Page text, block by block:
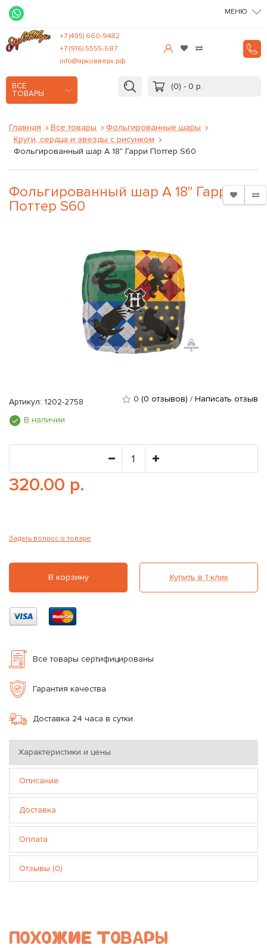
МЕНЮ
+7 (495) 660-9482
+7 (916) 5555-687
info@ярковверх.рф
ВСЕ
ТОВАРЫ
(0) - 0 р.
Главная Все товары
Фольгированные шары
Круги, сердца и звезды с рисунком
Фольгированный шар А 18" Гарри Поттер S60
Фольгированный шар А 18" Гарри
Поттер S60
Артикул: 1202-2758 0 (0 отзывов) / Написать отзыв
В наличии
320.00 р.
Задать вопрос о товаре
В корзину Купить в 1 клик
Все товары сертифицированы
Гарантия качества
Доставка 24 часа в сутки
Характеристики и цены
Описание
Доставка
Оплата
Отзывы (0)
ПОХОЖИЕ ТОВАРЫ